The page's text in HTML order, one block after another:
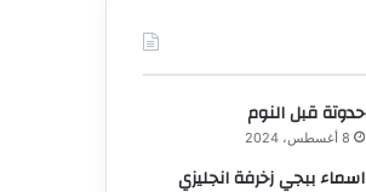
حدوتة قبل النوم
8 أغسطس، 2024
اسماء ببجي زخرفة انجليزي